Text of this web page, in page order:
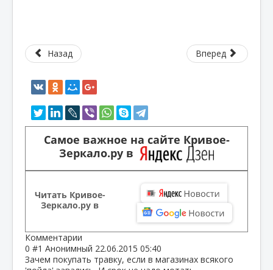
Назад Вперед
Самое важное на сайте Кривое-
Зеркало.ру в
Читать Кривое-
Зеркало.ру в
Комментарии
0 #1 Анонимный 22.06.2015 05:40
Зачем покупать травку, если в магазинах всякого